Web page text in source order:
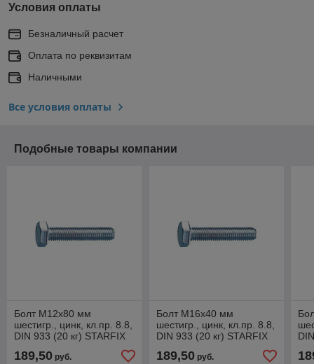
Условия оплаты
Безналичный расчет
Оплата по реквизитам
Наличными
Все условия оплаты
Подобные товары компании
Болт М12х80 мм
шестигр., цинк, кл.пр. 8.8,
DIN 933 (20 кг) STARFIX
189,50 руб.
Болт М16х40 мм
шестигр., цинк, кл.пр. 8.8,
DIN 933 (20 кг) STARFIX
189,50руб.